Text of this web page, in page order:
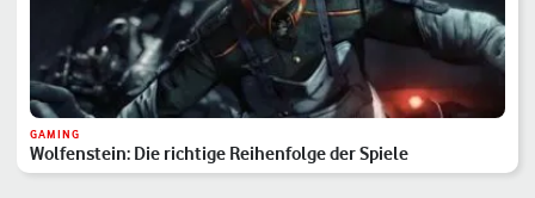
GAMING
Wolfenstein: Die richtige Reihenfolge der Spiele